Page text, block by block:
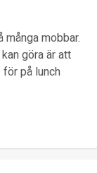
mobbar.
göra är att
på lunch